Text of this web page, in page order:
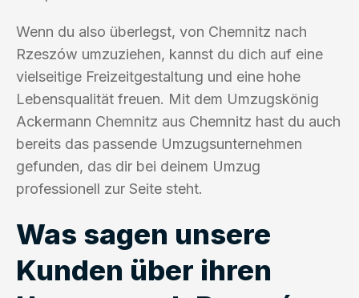
Wenn du also überlegst, von Chemnitz nach
Rzeszów umzuziehen, kannst du dich auf eine
vielseitige Freizeitgestaltung und eine hohe
Lebensqualität freuen. Mit dem Umzugskönig
Ackermann Chemnitz aus Chemnitz hast du auch
bereits das passende Umzugsunternehmen
gefunden, das dir bei deinem Umzug
professionell zur Seite steht.
Was sagen unsere
Kunden über ihren